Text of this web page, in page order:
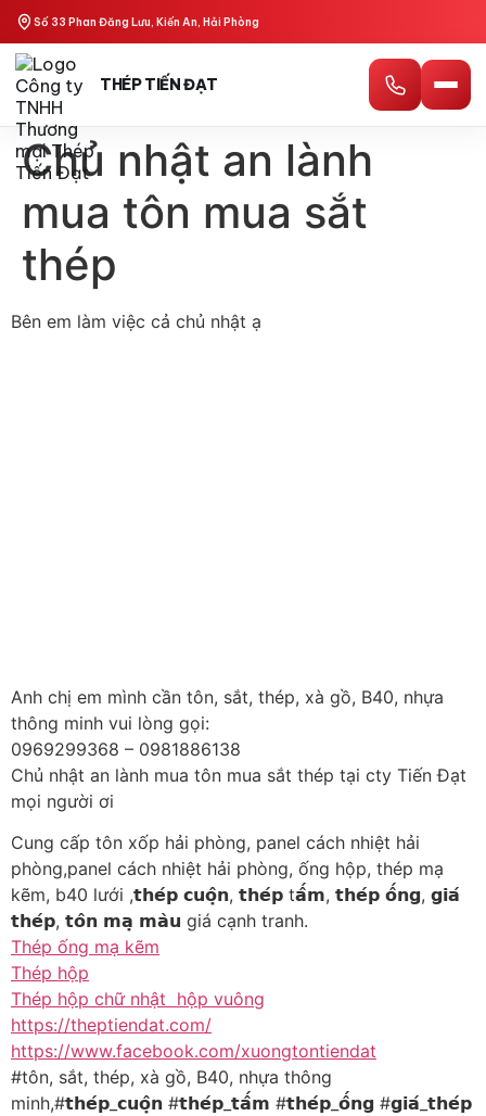
Số 33 Phan Đăng Lưu, Kiến An, Hải Phòng
THÉP TIẾN ĐẠT
Chủ nhật an lành
mua tôn mua sắt
thép
Bên em làm việc cả chủ nhật ạ
Anh chị em mình cần tôn, sắt, thép, xà gồ, B40, nhựa
thông minh vui lòng gọi:
0969299368 – 0981886138
Chủ nhật an lành mua tôn mua sắt thép tại cty Tiến Đạt
mọi người ơi
Cung cấp tôn xốp hải phòng, panel cách nhiệt hải
phòng,panel cách nhiệt hải phòng, ống hộp, thép mạ
kẽm, b40 lưới ,𝘁𝗵𝗲́𝗽 𝗰𝘂𝗼̣̂𝗻, 𝘁𝗵𝗲́𝗽 t𝗮̂́𝗺, 𝘁𝗵𝗲́𝗽 𝗼̂́𝗻𝗴, 𝗴𝗶𝗮́
𝘁𝗵𝗲́𝗽, 𝘁𝗼̂𝗻 𝗺𝗮̣ 𝗺𝗮̀𝘂 giá cạnh tranh.
Thép ống mạ kẽm
Thép hộp
Thép hộp chữ nhật hộp vuông
https://theptiendat.com/
https://www.facebook.com/xuongtontiendat
#tôn, sắt, thép, xà gồ, B40, nhựa thông
minh,#𝘁𝗵𝗲́𝗽_𝗰𝘂𝗼̣̂𝗻 #𝘁𝗵𝗲́𝗽_𝘁𝗮̂́𝗺 #𝘁𝗵𝗲́𝗽_𝗼̂́𝗻𝗴 #𝗴𝗶𝗮́_𝘁𝗵𝗲́𝗽